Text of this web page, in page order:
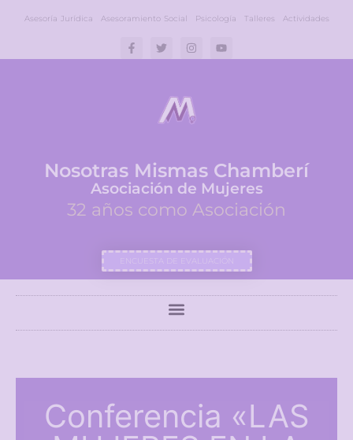
Asesoría Jurídica Asesoramiento Social Psicología Talleres Actividades
Nosotras Mismas Chamberí
Asociación de Mujeres
32 años como Asociación
ENCUESTA DE EVALUACIÓN
Conferencia «LAS